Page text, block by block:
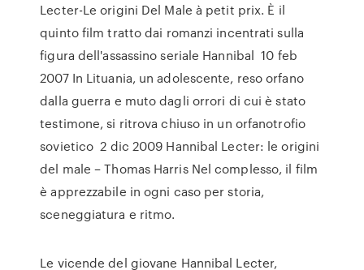
Lecter-Le origini Del Male à petit prix. È il
quinto film tratto dai romanzi incentrati sulla
figura dell'assassino seriale Hannibal 10 feb
2007 In Lituania, un adolescente, reso orfano
dalla guerra e muto dagli orrori di cui è stato
testimone, si ritrova chiuso in un orfanotrofio
sovietico 2 dic 2009 Hannibal Lecter: le origini
del male – Thomas Harris Nel complesso, il film
è apprezzabile in ogni caso per storia,
sceneggiatura e ritmo.
Le vicende del giovane Hannibal Lecter,